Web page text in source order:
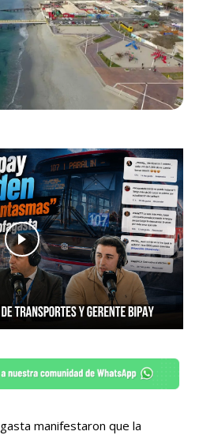
manifestaron que la